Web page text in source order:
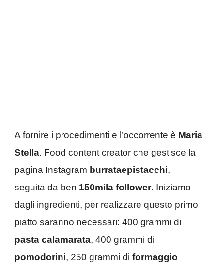
A fornire i procedimenti e l’occorrente è Maria
Stella, Food content creator che gestisce la
pagina Instagram burrataepistacchi,
seguita da ben 150mila follower. Iniziamo
dagli ingredienti, per realizzare questo primo
piatto saranno necessari: 400 grammi di
pasta calamarata, 400 grammi di
pomodorini, 250 grammi di formaggio